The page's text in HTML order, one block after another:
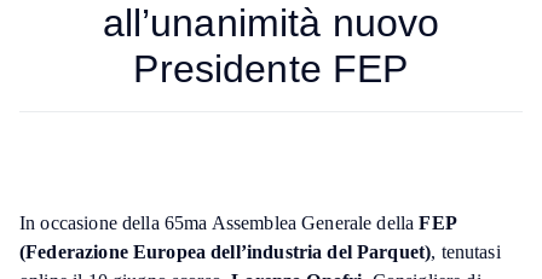
all’unanimità nuovo
Presidente FEP
In occasione della 65ma Assemblea Generale dellaFEP
(Federazione Europea dell’industria del Parquet), tenutasi